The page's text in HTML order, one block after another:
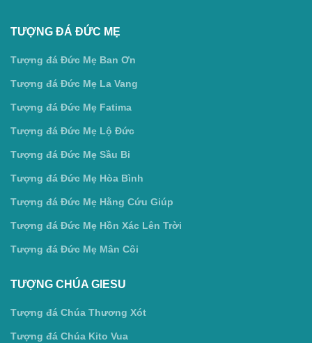
TƯỢNG ĐÁ ĐỨC MẸ
Tượng đá Đức Mẹ Ban Ơn
Tượng đá Đức Mẹ La Vang
Tượng đá Đức Mẹ Fatima
Tượng đá Đức Mẹ Lộ Đức
Tượng đá Đức Mẹ Sầu Bi
Tượng đá Đức Mẹ Hòa Bình
Tượng đá Đức Mẹ Hằng Cứu Giúp
Tượng đá Đức Mẹ Hồn Xác Lên Trời
Tượng đá Đức Mẹ Mân Côi
TƯỢNG CHÚA GIESU
Tượng đá Chúa Thương Xót
Tượng đá Chúa Kito Vua